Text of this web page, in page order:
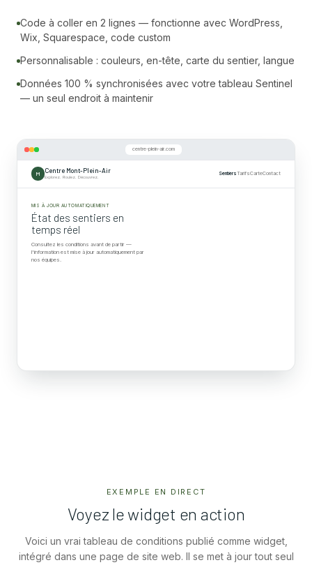
Code à coller en 2 lignes — fonctionne avec WordPress,
Wix, Squarespace, code custom
Personnalisable : couleurs, en-tête, carte du sentier, langue
Données 100 % synchronisées avec votre tableau Sentinel
— un seul endroit à maintenir
centre-plein-air.com
M Centre Mont-Plein-Air
Explorez. Roulez. Découvrez.
SentiersTarifsCarteContact
MIS À JOUR AUTOMATIQUEMENT
État des sentiers en
temps réel
Consultez les conditions avant de partir —
l'information est mise à jour automatiquement par
nos équipes.
EXEMPLE EN DIRECT
Voyez le widget en action
Voici un vrai tableau de conditions publié comme widget,
intégré dans une page de site web. Il se met à jour tout seul